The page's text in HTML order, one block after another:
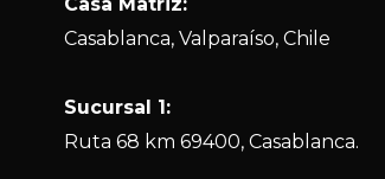
Casablanca, Valparaíso, Chile
Sucursal 1:
Ruta 68 km 69400, Casablanca.